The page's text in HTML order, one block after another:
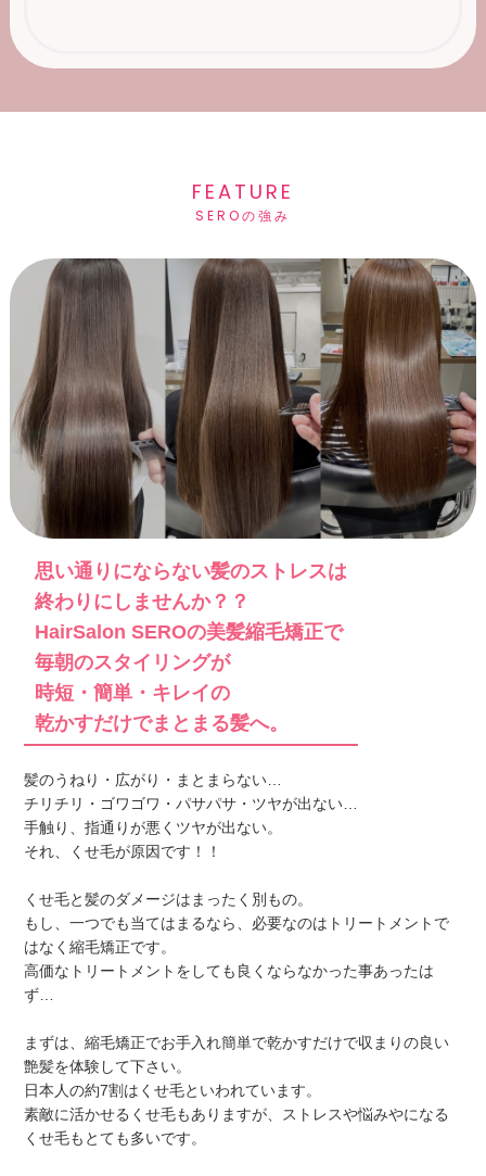
FEATURE
SEROの強み
思い通りにならない髪のストレスは
終わりにしませんか？？
HairSalon SEROの美髪縮毛矯正で
毎朝のスタイリングが
時短・簡単・キレイの
乾かすだけでまとまる髪へ。
髪のうねり・広がり・まとまらない…
チリチリ・ゴワゴワ・パサパサ・ツヤが出ない…
手触り、指通りが悪くツヤが出ない。
それ、くせ毛が原因です！！
くせ毛と髪のダメージはまったく別もの。
もし、一つでも当てはまるなら、必要なのはトリートメントで
はなく 縮毛矯正です。
高価なトリートメントをしても良くならなかった事あったは
ず…
まずは、縮毛矯正でお手入れ簡単で乾かすだけで収まりの良い
艶髪を体験して下さい。
日本人の約7割はくせ毛といわれています。
素敵に活かせるくせ毛もありますが、ストレスや悩みやになる
くせ毛もとても多いです。